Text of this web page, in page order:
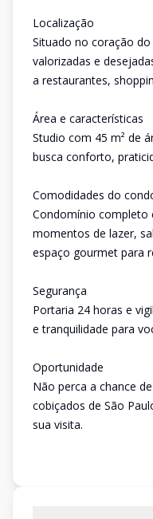
Localização
Situado no coração
valorizadas e
a restaurantes,
Área e características
Studio com 45 m² de
busca conforto,
Comodidades do
Condomínio completo
momentos de lazer,
espaço gourmet para
Segurança
Portaria 24 horas e
e tranquilidade para
Oportunidade
Não perca a chance
cobiçados de São
sua visita.